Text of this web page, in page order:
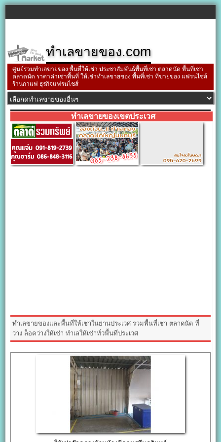
ทำเลขายของ.com
ศูนย์รวมทำเลขายของ พื้นที่ให้เช่า ประชาสัมพันธ์พื้นที่เช่า ตลาดนัด พื้นที่เช่า
ตลาดนัด ราคาค่าเช่าพื้นที่ ให้เช่าทำเลขายของ พื้นที่เช่า ที่ขายของ แฟรนไชส์
ร้านกาแฟ ธุรกิจแฟรนไชส์
ทำเลขายของเขตประเวศ
ทำเลขายของและพื้นที่ให้เช่าในย่านประเวศ รวมพื้นที่เช่า ตลาดนัด ที่
ว่าง ล็อคว่างให้เช่า ทำเลให้เช่าทั่วพื้นที่ประเวศ